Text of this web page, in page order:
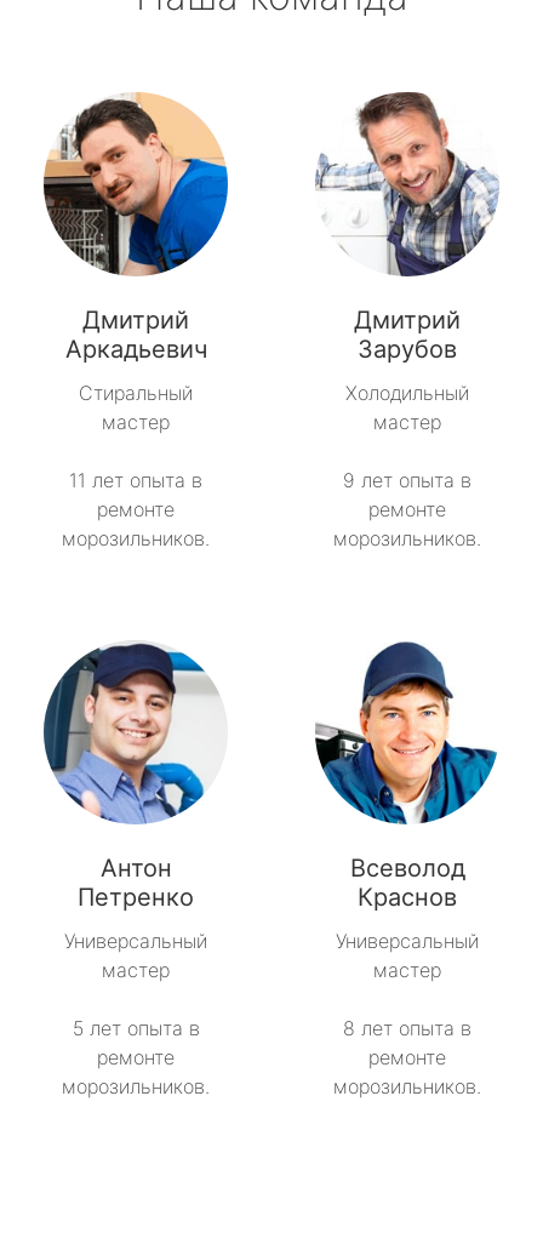
Дмитрий
Аркадьевич
Стиральный
мастер
11 лет опыта в
ремонте
морозильников.
Дмитрий
Зарубов
Холодильный
мастер
9 лет опыта в
ремонте
морозильников.
Антон
Петренко
Универсальный
мастер
5 лет опыта в
ремонте
морозильников.
Всеволод
Краснов
Универсальный
мастер
8 лет опыта в
ремонте
морозильников.